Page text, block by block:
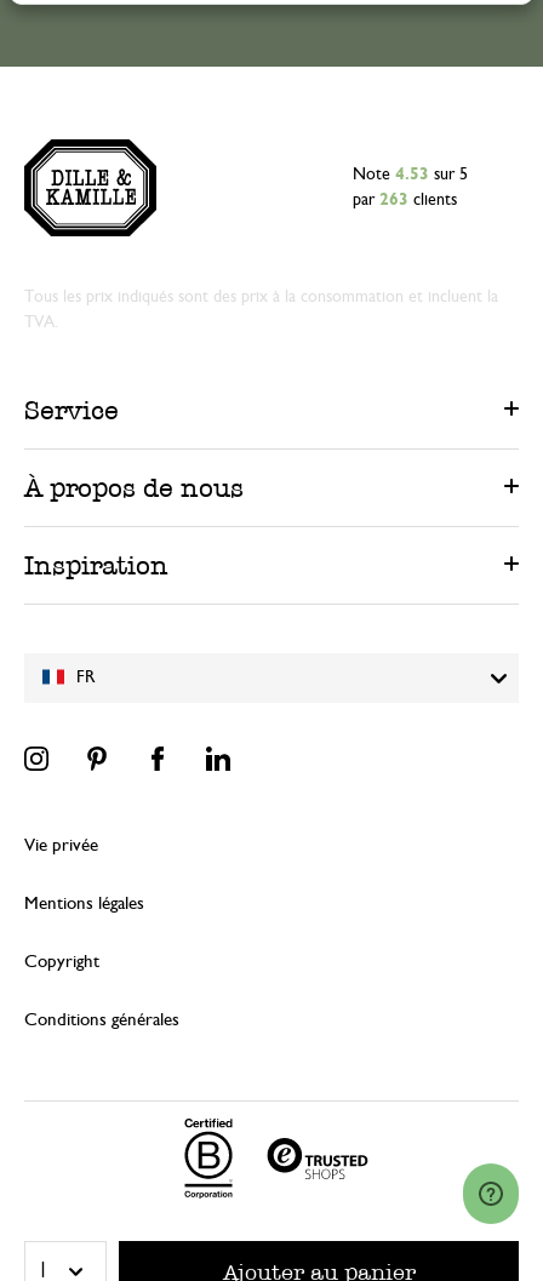
Ajouter au panier
FR
Note 4.53 sur 5
par 263 clients
Tous les prix indiqués sont des prix à la consommation et incluent la
TVA.
Service
À propos de nous
Inspiration
Vie privée
Mentions légales
Copyright
Conditions générales
© 2026 Dille & Kamille (Nederland) B.V.